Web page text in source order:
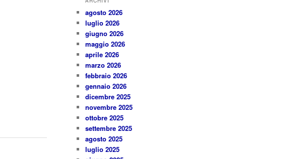
agosto 2026
luglio 2026
giugno 2026
maggio 2026
aprile 2026
marzo 2026
febbraio 2026
gennaio 2026
dicembre 2025
novembre 2025
ottobre 2025
settembre 2025
agosto 2025
luglio 2025